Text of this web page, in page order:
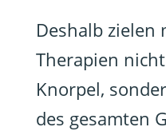
Deshalb zielen
Therapien
Knorpel,
des gesamten